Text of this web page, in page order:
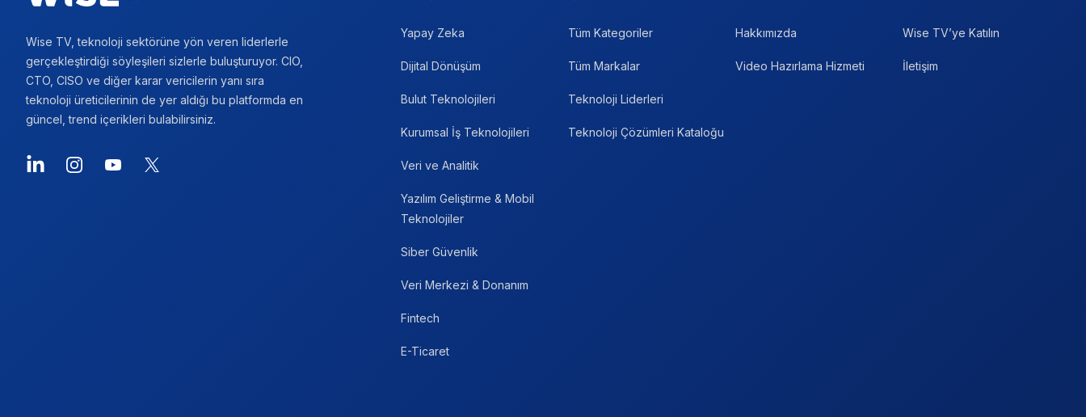
Wise TV, teknoloji sektörüne yön veren liderlerle
gerçekleştirdiği söyleşileri sizlerle buluşturuyor. CIO,
CTO, CISO ve diğer karar vericilerin yanı sıra
teknoloji üreticilerinin de yer aldığı bu platformda en
güncel, trend içerikleri bulabilirsiniz.
LinkedInInstagramYouTube
X
Yapay Zeka
Dijital Dönüşüm
Bulut Teknolojileri
Kurumsal İş Teknolojileri
Veri ve Analitik
Yazılım Geliştirme & Mobil
Teknolojiler
Siber Güvenlik
Veri Merkezi & Donanım
Fintech
E-Ticaret
Tüm Kategoriler
Tüm Markalar
Teknoloji Liderleri
Teknoloji Çözümleri Kataloğu
Hakkımızda
Video Hazırlama Hizmeti
Wise TV’ye Katılın
İletişim